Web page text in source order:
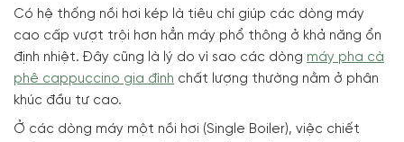
Có hệ thống nồi hơi kép là tiêu chí giúp các dòng máy
cao cấp vượt trội hơn hẳn máy phổ thông ở khả năng ổn
định nhiệt. Đây cũng là lý do vì sao các dòng máy pha cà
phê cappuccino gia đình chất lượng thường nằm ở phân
khúc đầu tư cao.
Ở các dòng máy một nồi hơi (Single Boiler), việc chiết